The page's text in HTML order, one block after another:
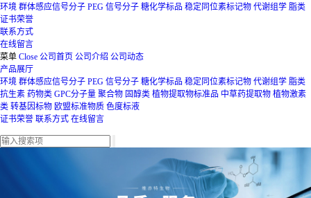
环境 群体感应信号分子 PEG 信号分子 糖化学标品 稳定同位素标记物 代谢组学 脂类
证书荣誉
联系方式
在线留言
菜单 Close 公司首页 公司介绍 公司动态
产品展厅
环境 群体感应信号分子 PEG 信号分子 糖化学标品 稳定同位素标记物 代谢组学 脂类
抗生素 药物类 GPC分子量 聚合物 固醇类 植物提取物标准品 中草药提取物 植物激素
类 转基因标物 欧盟标准物质 色度标液
证书荣誉 联系方式 在线留言